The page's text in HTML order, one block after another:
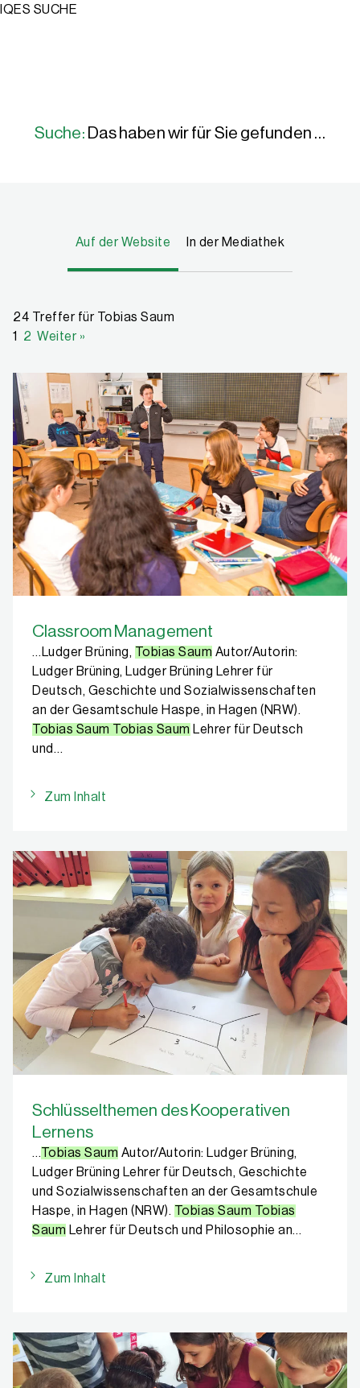
IQES SUCHE
Suche: Das haben wir für Sie gefunden …
Auf der Website In der Mediathek
24 Treffer für Tobias Saum
1
2 Weiter »
Classroom Management
…Ludger Brüning, Tobias Saum Autor/Autorin:
Ludger Brüning, Ludger Brüning Lehrer für
Deutsch, Geschichte und Sozialwissenschaften
an der Gesamtschule Haspe, in Hagen (NRW).
Tobias Saum Tobias Saum Lehrer für Deutsch
und…
Zum Inhalt
Schlüsselthemen des Kooperativen
Lernens
…Tobias Saum Autor/Autorin: Ludger Brüning,
Ludger Brüning Lehrer für Deutsch, Geschichte
und Sozialwissenschaften an der Gesamtschule
Haspe, in Hagen (NRW). Tobias Saum Tobias
Saum Lehrer für Deutsch und Philosophie an…
Zum Inhalt